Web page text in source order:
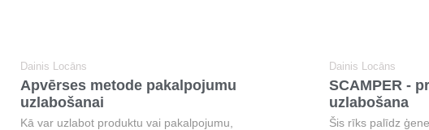
Dainis Locāns
Apvērses metode pakalpojumu
uzlabošanai
Kā var uzlabot produktu vai pakalpojumu,
Dainis Locāns
SCAMPER -
uzlabošana
Šis rīks palīdz